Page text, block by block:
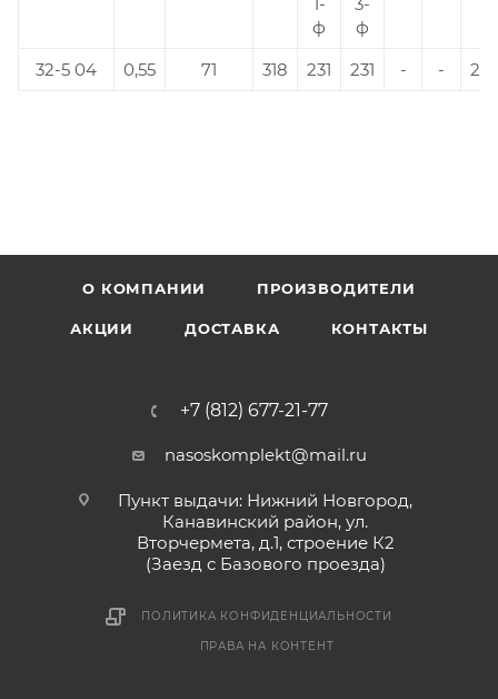
ф
ф
32-5 04
0,55 71 318 231 231 - - 293
О КОМПАНИИ ПРОИЗВОДИТЕЛИ
АКЦИИ ДОСТАВКА КОНТАКТЫ
+7 (812) 677-21-77
nasoskomplekt@mail.ru
Пункт выдачи: Нижний Новгород,
Канавинский район, ул.
Вторчермета, д.1, строение К2
(Заезд с Базового проезда)
ПОЛИТИКА КОНФИДЕНЦИАЛЬНОСТИ
ПРАВА НА КОНТЕНТ